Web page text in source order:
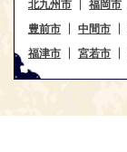
北九州市
福岡市
豊前市
中間市
福津市
宮若市